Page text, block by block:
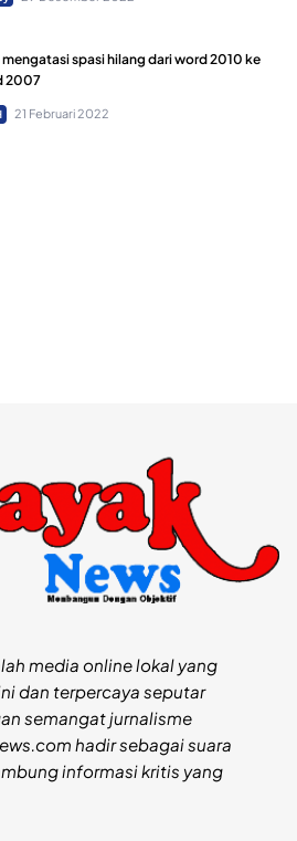
mengatasi spasi hilang dari word 2010 ke
2007
21 Februari 2022
media online lokal yang
dan terpercaya seputar
semangat jurnalisme
hadir sebagai suara
informasi kritis yang